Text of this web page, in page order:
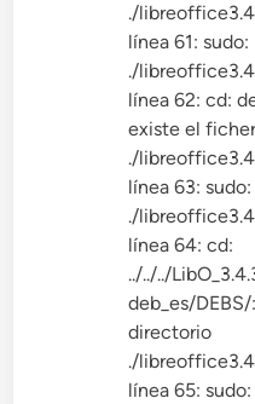
./
línea 61:
./
línea 62: cd:
existe el
./
línea 63:
./
línea 64: cd:
../../../
deb_es/
directorio
./
línea 65: